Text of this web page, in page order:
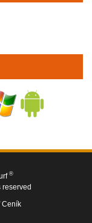
®
reserved
Ceník